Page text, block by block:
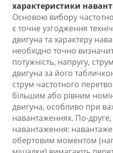
характеристики
Основою вибору
є точне узгодження
двигуна та характеру
необхідно точно
потужність, напругу,
двигуна за його
струм частотного
більшим або рівним
двигуна, особливо при
навантаженнях. По-друге,
навантаження:
обертовим моментом